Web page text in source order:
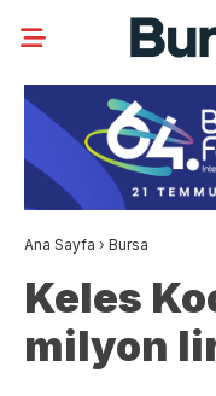
Ana Sayfa › Bursa
Keles
milyon